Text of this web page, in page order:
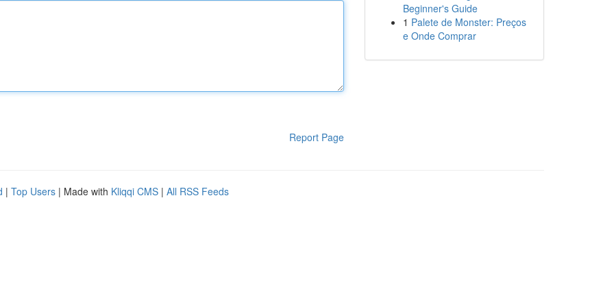
Report Page
Beginner's Guide
1 Palete de Monster: Preços
e Onde Comprar
| Top Users | Made with Kliqqi CMS | All RSS Feeds